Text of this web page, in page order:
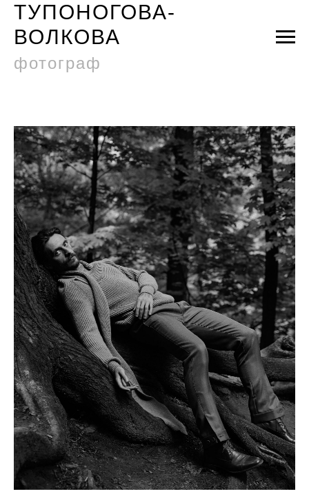
ТУПОНОГОВА-
ВОЛКОВА
фотограф